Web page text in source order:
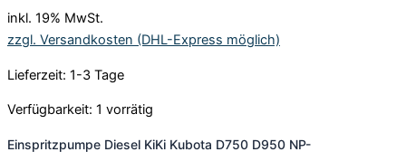
inkl. 19% MwSt.
zzgl. Versandkosten (DHL-Express möglich)
Lieferzeit: 1-3 Tage
Verfügbarkeit: 1 vorrätig
Einspritzpumpe Diesel KiKi Kubota D750 D950 NP-